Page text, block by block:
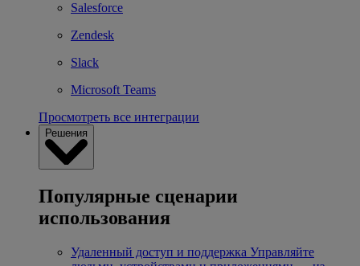
Salesforce
Zendesk
Slack
Microsoft Teams
Просмотреть все интеграции
Решения
Популярные сценарии
использования
Удаленный доступ и поддержка Управляйте